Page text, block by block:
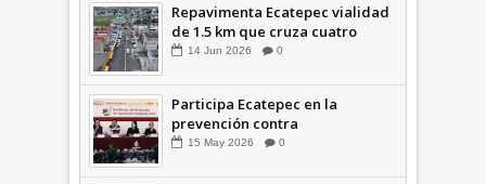
Repavimenta Ecatepec vialidad
de 1.5 km que cruza cuatro
comunidades +Video
14 Jun 2026 0
Participa Ecatepec en la
prevención contra
inundaciones en el Valle de
15 May 2026 0